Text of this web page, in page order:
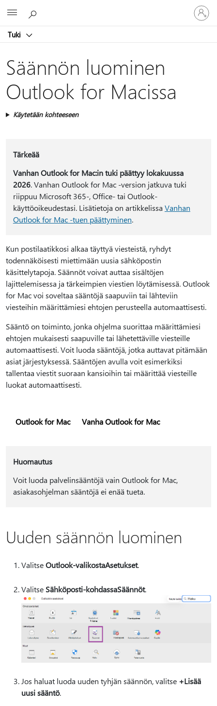
Tuki
Kirjaudu
sisään
tilille
Säännön luominen
Outlook for Macissa
Käytetään kohteeseen
Tärkeää
Vanhan Outlook for Mac:in tuki päättyy lokakuussa
2026. Vanhan Outlook for Mac -version jatkuva tuki
riippuu Microsoft 365-, Office- tai Outlook-
käyttöoikeudestasi. Lisätietoja on artikkelissa Vanhan
Outlook for Mac -tuen päättyminen.
Kun postilaatikkosi alkaa täyttyä viesteistä, ryhdyt
todennäköisesti miettimään uusia sähköpostin
käsittelytapoja. Säännöt voivat auttaa sisältöjen
lajittelemisessa ja tärkeimpien viestien löytämisessä. Outlook
for Mac voi soveltaa sääntöjä saapuviin tai lähteviin
viesteihin määrittämiesi ehtojen perusteella automaattisesti.
Sääntö on toiminto, jonka ohjelma suorittaa määrittämiesi
ehtojen mukaisesti saapuville tai lähetettäville viesteille
automaattisesti. Voit luoda sääntöjä, jotka auttavat pitämään
asiat järjestyksessä. Sääntöjen avulla voit esimerkiksi
tallentaa viestit suoraan kansioihin tai määrittää viesteille
luokat automaattisesti.
Outlook for Mac Vanha Outlook for Mac
Huomautus
Voit luoda palvelinsääntöjä vain Outlook for Mac,
asiakasohjelman sääntöjä ei enää tueta.
Uuden säännön luominen
ValitseOutlook-valikostaAsetukset.
Valitse Sähköposti-kohdassaSäännöt.
Jos haluat luoda uuden tyhjän säännön, valitse +Lisää
uusi sääntö.